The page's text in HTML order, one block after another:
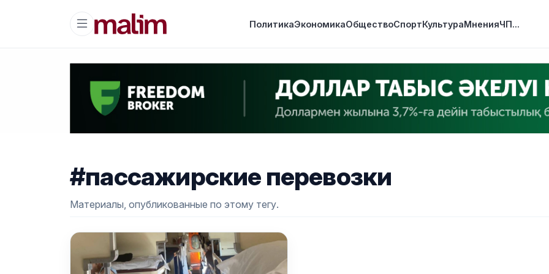
ПолитикаЭкономикаОбществоСпортКультураМненияЧП...
#пассажирские перевозки
Материалы, опубликованные по этому тегу.